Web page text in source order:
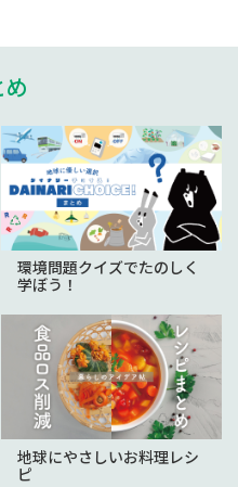
め
環境問題クイズでたのしく
学ぼう！
地球にやさしいお料理レシ
ピ